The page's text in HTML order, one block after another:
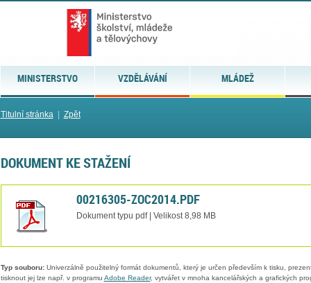
MINISTERSTVO VZDĚLÁVÁNÍ MLÁDEŽ
Titulní stránka| Zpět
DOKUMENT KE STAŽENÍ
00216305-ZOC2014.PDF
Dokument typu pdf | Velikost 8,98 MB
Typ souboru:Univerzálně použitelný formát dokumentů, který je určen především k tisku,
tisknout jej lze např. v programu Adobe Reader, vytvářet v mnoha kancelářských a grafických